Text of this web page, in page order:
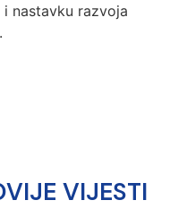
nastavku razvoja
VIJESTI